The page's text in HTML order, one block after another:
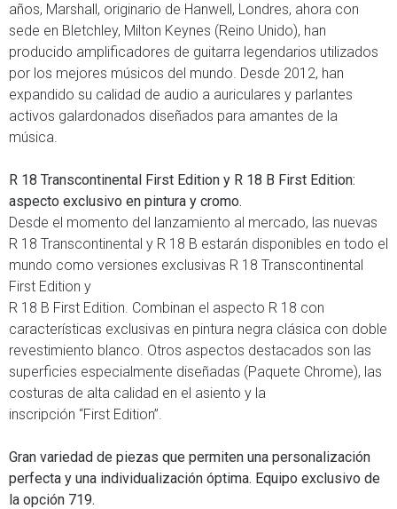
años, Marshall, originario de Hanwell, Londres, ahora con
sede en Bletchley, Milton Keynes (Reino Unido), han
producido amplificadores de guitarra legendarios utilizados
por los mejores músicos del mundo. Desde 2012, han
expandido su calidad de audio a auriculares y parlantes
activos galardonados diseñados para amantes de la
música.
R 18 Transcontinental First Edition y R 18 B First Edition:
aspecto exclusivo en pintura y cromo.
Desde el momento del lanzamiento al mercado, las nuevas
R 18 Transcontinental y R 18 B estarán disponibles en todo el
mundo como versiones exclusivas R 18 Transcontinental
First Edition y
R 18 B First Edition. Combinan el aspecto R 18 con
características exclusivas en pintura negra clásica con doble
revestimiento blanco. Otros aspectos destacados son las
superficies especialmente diseñadas (Paquete Chrome), las
costuras de alta calidad en el asiento y la
inscripción “First Edition”.
Gran variedad de piezas que permiten una personalización
perfecta y una individualización óptima. Equipo exclusivo de
la opción 719.